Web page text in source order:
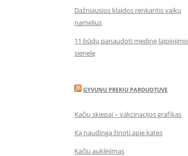
Dažniausios klaidos renkantis vaikų
namelius
11 būdų panaudoti medinę laipiojimo
sienelę
GYVUNU PREKIU PARDUOTUVE
Kačių skiepai – vakcinacijos grafikas
Ką naudinga žinoti apie kates
Kačių auklėjimas